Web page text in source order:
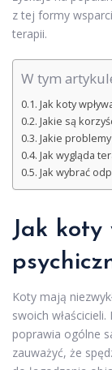
z tej formy
terapii.
W tym
Jak koty
Jakie są
Jakie
Jak wygląda
Jak wybrać
Jak koty
Koty mają
swoich
poprawia ogólne
zauważyć, że